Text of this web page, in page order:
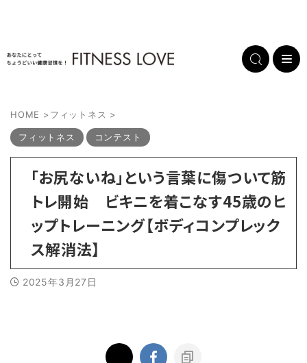
HOME >フィットネス >
フィットネス コンテスト
「お尻ないね」という言葉に傷ついて筋
トレ開始 ビキニを着こなす45歳のヒ
ップトレーニング【ボディコンプレック
ス解消法】
2025年3月27日